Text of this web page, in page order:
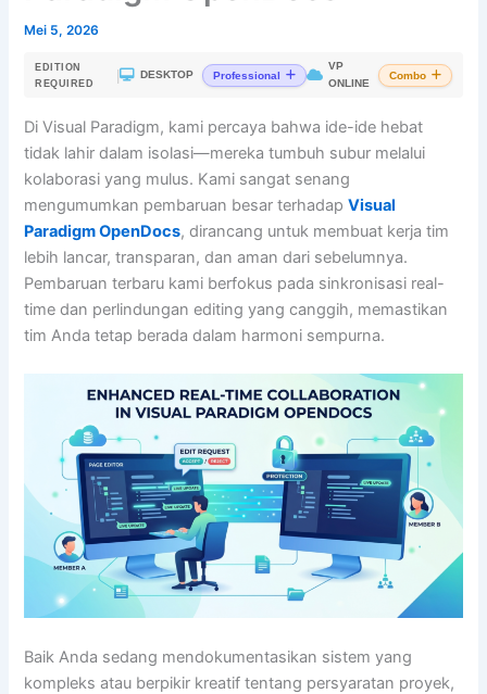
Mei 5, 2026
EDITION
REQUIRED
DESKTOP Professional
VP
ONLINE
Combo
Di Visual Paradigm, kami percaya bahwa ide-ide hebat
tidak lahir dalam isolasi—mereka tumbuh subur melalui
kolaborasi yang mulus. Kami sangat senang
mengumumkan pembaruan besar terhadapVisual
Paradigm OpenDocs, dirancang untuk membuat kerja tim
lebih lancar, transparan, dan aman dari sebelumnya.
Pembaruan terbaru kami berfokus pada sinkronisasi real-
time dan perlindungan editing yang canggih, memastikan
tim Anda tetap berada dalam harmoni sempurna.
Baik Anda sedang mendokumentasikan sistem yang
kompleks atau berpikir kreatif tentang persyaratan proyek,